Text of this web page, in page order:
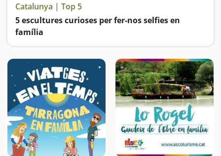
Catalunya | Top 5
5 escultures curioses per fer-nos selfies en
família